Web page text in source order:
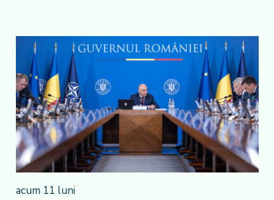
acum 11 luni